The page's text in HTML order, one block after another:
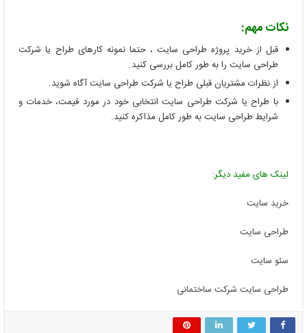
نکات مهم:
قبل از خرید پروژه طراحی سایت ، حتما نمونه کارهای طراح یا شرکت
طراحی سایت را به طور کامل بررسی کنید.
از نظرات مشتریان قبلی طراح یا شرکت طراحی سایت آگاه شوید.
با طراح یا شرکت طراحی سایت انتخابی خود در مورد قیمت، خدمات و
شرایط طراحی سایت به طور کامل مذاکره کنید.
لینک های مفید دیگر:
خرید سایت
طراحی سایت
سئو سایت
طراحی سایت شرکت ساختمانی